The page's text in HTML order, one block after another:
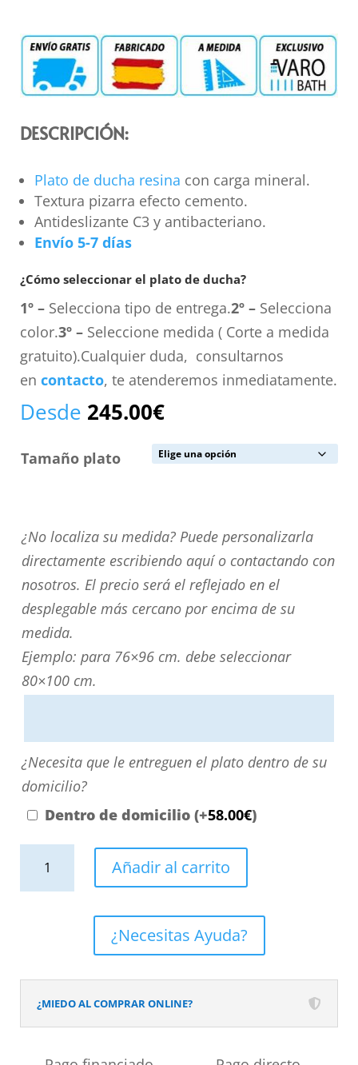
DESCRIPCIÓN:
Plato de ducha resina con carga mineral.
Textura pizarra efecto cemento.
Antideslizante C3 y antibacteriano.
Envío 5-7 días
¿Cómo seleccionar el plato de ducha?
1º –Selecciona tipo de entrega.2º –Selecciona
color.3º –Seleccione medida ( Corte a medida
gratuito).Cualquier duda, consultarnos
en contacto, te atenderemos inmediatamente.
Desde 245.00€
Tamaño plato
¿No
localiza
su
medida?
Puede
personalizarla
directamente
contactando
nosotros.
El
precio
será
desplegable
¿No localiza su medida? Puede personalizarla
directamente escribiendo aquí o contactando con
nosotros. El precio será el reflejado en el
desplegable más cercano por encima de su
medida.
Ejemplo: para 76×96 cm. debe seleccionar
80×100 cm.
¿Necesita
que
le
domicilio?
¿Necesita que le entreguen el plato dentro de su
domicilio?
Dentro de domicilio (+58.00€)
Arno
otros
Añadir al carrito
¿Necesitas Ayuda?
¿MIEDO AL COMPRAR ONLINE?